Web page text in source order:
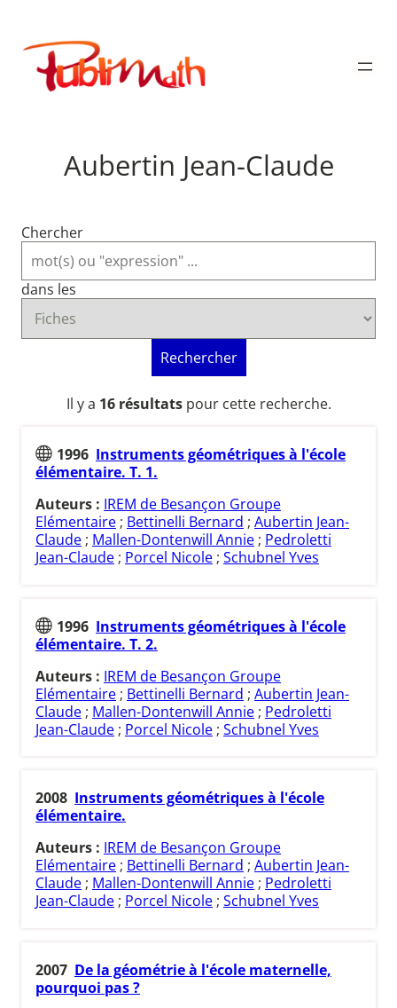
contenu
Publimath
Aubertin Jean-Claude
Chercher
dans les
Rechercher
Il y a 16 résultatspour cette recherche.
1996 Instruments géométriques à l'école
élémentaire. T. 1.
Auteurs : IREM de Besançon Groupe
Elémentaire ; Bettinelli Bernard ; Aubertin Jean-
Claude ; Mallen-Dontenwill Annie ; Pedroletti
Jean-Claude ; Porcel Nicole ; Schubnel Yves
1996 Instruments géométriques à l'école
élémentaire. T. 2.
Auteurs : IREM de Besançon Groupe
Elémentaire ; Bettinelli Bernard ; Aubertin Jean-
Claude ; Mallen-Dontenwill Annie ; Pedroletti
Jean-Claude ; Porcel Nicole ; Schubnel Yves
2008 Instruments géométriques à l'école
élémentaire.
Auteurs : IREM de Besançon Groupe
Elémentaire ; Bettinelli Bernard ; Aubertin Jean-
Claude ; Mallen-Dontenwill Annie ; Pedroletti
Jean-Claude ; Porcel Nicole ; Schubnel Yves
2007 De la géométrie à l'école maternelle,
pourquoi pas ?